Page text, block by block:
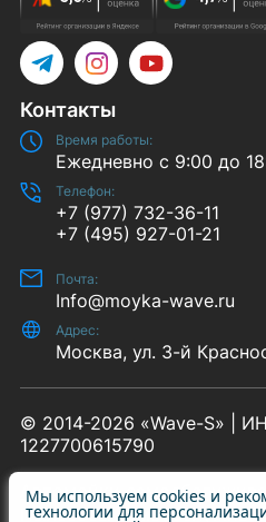
TelegramInstagramYouTube
Контакты
Время работы:
Ежедневно с 9:00 до
Телефон:
+7 (977) 732-36-11
+7 (495) 927-01-21
Почта:
Info@moyka-wave.ru
Адрес:
Москва, ул. 3-й
© 2014-2026 «Wave-S» |
1227700615790
Автомойки
Пылесосы
Мы используем cookies и
технологии для
пользователей. Вы можете
cookie в настройках своего
использования Cookies
Принять